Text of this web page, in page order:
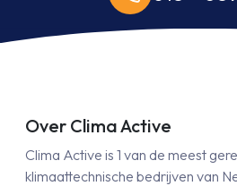
Over Clima Active
Clima Active is 1 van de meest
klimaattechnische bedrijven van